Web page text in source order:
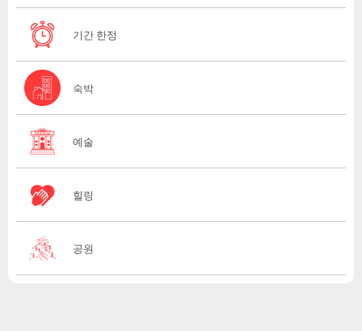
기간 한정
숙박
예술
힐링
공원